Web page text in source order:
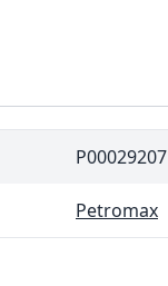
P00029207
Petromax